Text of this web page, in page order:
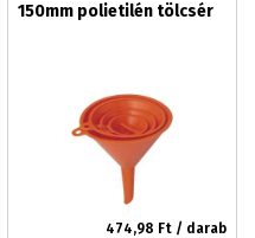
150mm polietilén tölcsér
474,98 Ft / darab